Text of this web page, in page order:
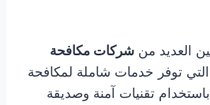
العديد من شركات مكافحة
توفر خدمات شاملة لمكافحة
تقنيات آمنة وصديقة